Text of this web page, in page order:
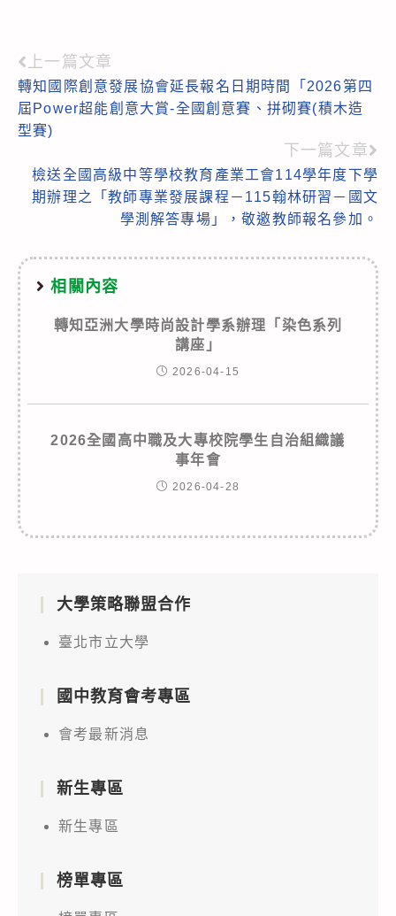
Read
more
articles
上一篇文章
轉知國際創意發展協會延長報名日期時間「2026第四
屆Power超能創意大賞-全國創意賽、拼砌賽(積木造
型賽)
下一篇文章
檢送全國高級中等學校教育產業工會114學年度下學
期辦理之「教師專業發展課程－115翰林研習－國文
學測解答專場」，敬邀教師報名參加。
相關內容
轉知亞洲大學時尚設計學系辦理「染色系列
講座」
2026-04-15
2026全國高中職及大專校院學生自治組織議
事年會
2026-04-28
大學策略聯盟合作
臺北市立大學
國中教育會考專區
會考最新消息
新生專區
新生專區
榜單專區